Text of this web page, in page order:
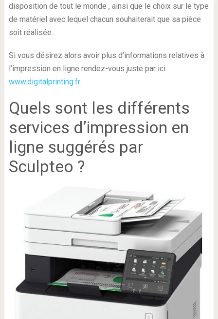
disposition de tout le monde , ainsi que le choix sur le type
de matériel avec lequel chacun souhaiterait que sa pièce
soit réalisée .
Si vous désirez alors avoir plus d’informations relatives à
l’impression en ligne rendez-vous juste par ici :
www.digitalprinting.fr.
Quels sont les différents
services d’impression en
ligne suggérés par
Sculpteo ?